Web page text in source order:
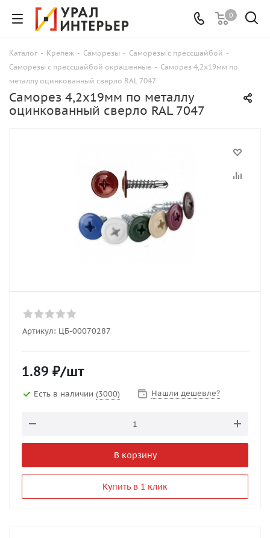
0
Каталог - Крепеж - Саморезы - Саморезы с прессшайбой -
Саморезы с прессшайбой окрашенные - Саморез 4,2x19мм по
металлу оцинкованный сверло RAL 7047
Саморез 4,2x19мм по металлу
оцинкованный сверло RAL 7047
Артикул: ЦБ-00070287
1.89 ₽/шт
Есть в наличии (3000) Нашли дешевле?
В корзину
Купить в 1 клик